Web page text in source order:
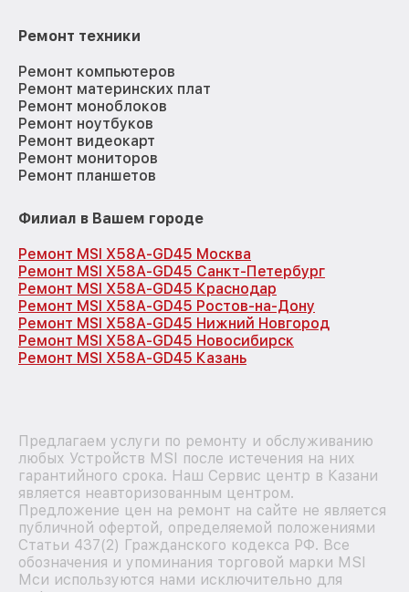
Ремонт техники
Ремонт компьютеров
Ремонт материнских плат
Ремонт моноблоков
Ремонт ноутбуков
Ремонт видеокарт
Ремонт мониторов
Ремонт планшетов
Филиал в Вашем городе
Ремонт MSI X58A-GD45 Москва
Ремонт MSI X58A-GD45 Санкт-Петербург
Ремонт MSI X58A-GD45 Краснодар
Ремонт MSI X58A-GD45 Ростов-на-Дону
Ремонт MSI X58A-GD45 Нижний Новгород
Ремонт MSI X58A-GD45 Новосибирск
Ремонт MSI X58A-GD45 Казань
Предлагаем услуги по ремонту и обслуживанию
любых Устройств MSI после истечения на них
гарантийного срока. Наш Сервис центр в Казани
является неавторизованным центром.
Предложение цен на ремонт на сайте не является
публичной офертой, определяемой положениями
Статьи 437(2) Гражданского кодекса РФ. Все
обозначения и упоминания торговой марки MSI
Мси используются нами исключительно для